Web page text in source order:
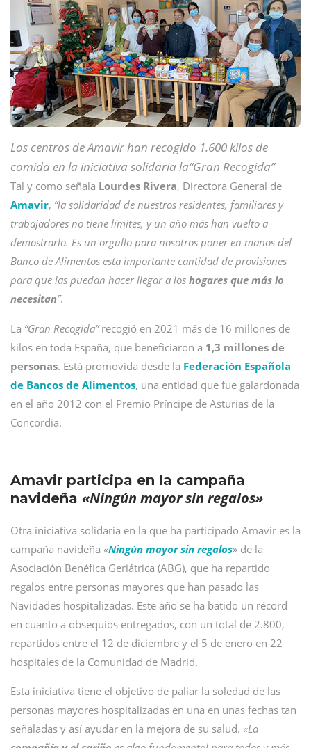
Los centros de Amavir han recogido 1.600 kilos de
comida en la iniciativa solidaria la“Gran Recogida”
Tal y como señala Lourdes Rivera, Directora General de
Amavir, “la solidaridad de nuestros residentes, familiares y
trabajadores no tiene límites, y un año más han vuelto a
demostrarlo. Es un orgullo para nosotros poner en manos del
Banco de Alimentos esta importante cantidad de provisiones
para que las puedan hacer llegar a los hogares que más lo
necesitan”.
La “Gran Recogida”recogió en 2021 más de 16 millones de
kilos en toda España, que beneficiaron a 1,3 millones de
personas. Está promovida desde la Federación Española
de Bancos de Alimentos, una entidad que fue galardonada
en el año 2012 con el Premio Príncipe de Asturias de la
Concordia.
Amavir participa en la campaña
navideña «Ningún mayor sin regalos»
Otra iniciativa solidaria en la que ha participado Amavir es la
campaña navideña «Ningún mayor sin regalos» de la
Asociación Benéfica Geriátrica (ABG), que ha repartido
regalos entre personas mayores que han pasado las
Navidades hospitalizadas. Este año se ha batido un récord
en cuanto a obsequios entregados, con un total de 2.800,
repartidos entre el 12 de diciembre y el 5 de enero en 22
hospitales de la Comunidad de Madrid.
Esta iniciativa tiene el objetivo de paliar la soledad de las
personas mayores hospitalizadas en una en unas fechas tan
señaladas y así ayudar en la mejora de su salud. «La